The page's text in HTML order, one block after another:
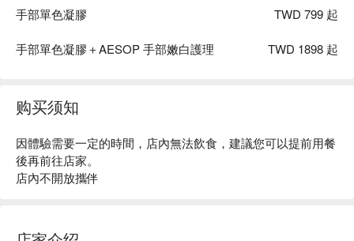
手部單色凝膠 TWD 799 起
手部單色凝膠＋AESOP 手部嫩白護理 TWD 1898 起
购买须知
因體驗需要一定的時間，店內無法飲食，建議您可以提前用餐
後再前往店家。
店內不開放攜伴